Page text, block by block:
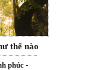
thế nào
phúc -